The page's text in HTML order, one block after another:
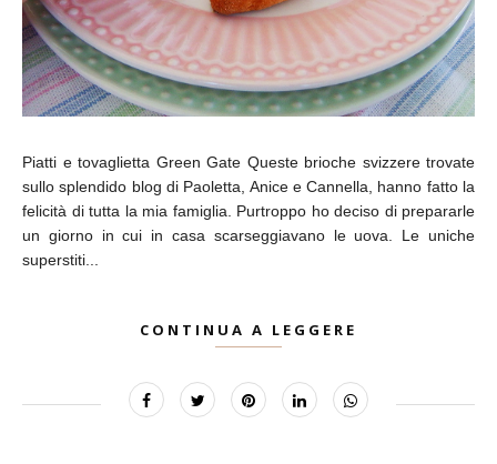
Piatti e tovaglietta Green Gate Queste brioche svizzere trovate
sullo splendido blog di Paoletta, Anice e Cannella, hanno fatto la
felicità di tutta la mia famiglia. Purtroppo ho deciso di prepararle
un giorno in cui in casa scarseggiavano le uova. Le uniche
superstiti...
CONTINUA A LEGGERE